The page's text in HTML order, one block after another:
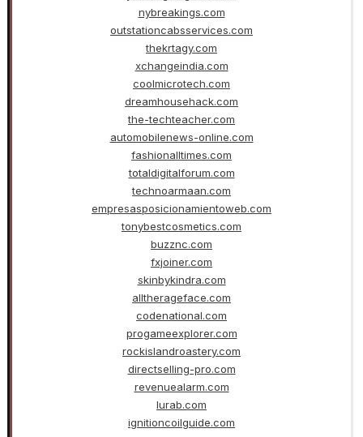
nybreakings.com
outstationcabsservices.com
thekrtagy.com
xchangeindia.com
coolmicrotech.com
dreamhousehack.com
the-techteacher.com
automobilenews-online.com
fashionalltimes.com
totaldigitalforum.com
technoarmaan.com
empresasposicionamientoweb.com
tonybestcosmetics.com
buzznc.com
fxjoiner.com
skinbykindra.com
alltherageface.com
codenational.com
progameexplorer.com
rockislandroastery.com
directselling-pro.com
revenuealarm.com
lurab.com
ignitioncoilguide.com